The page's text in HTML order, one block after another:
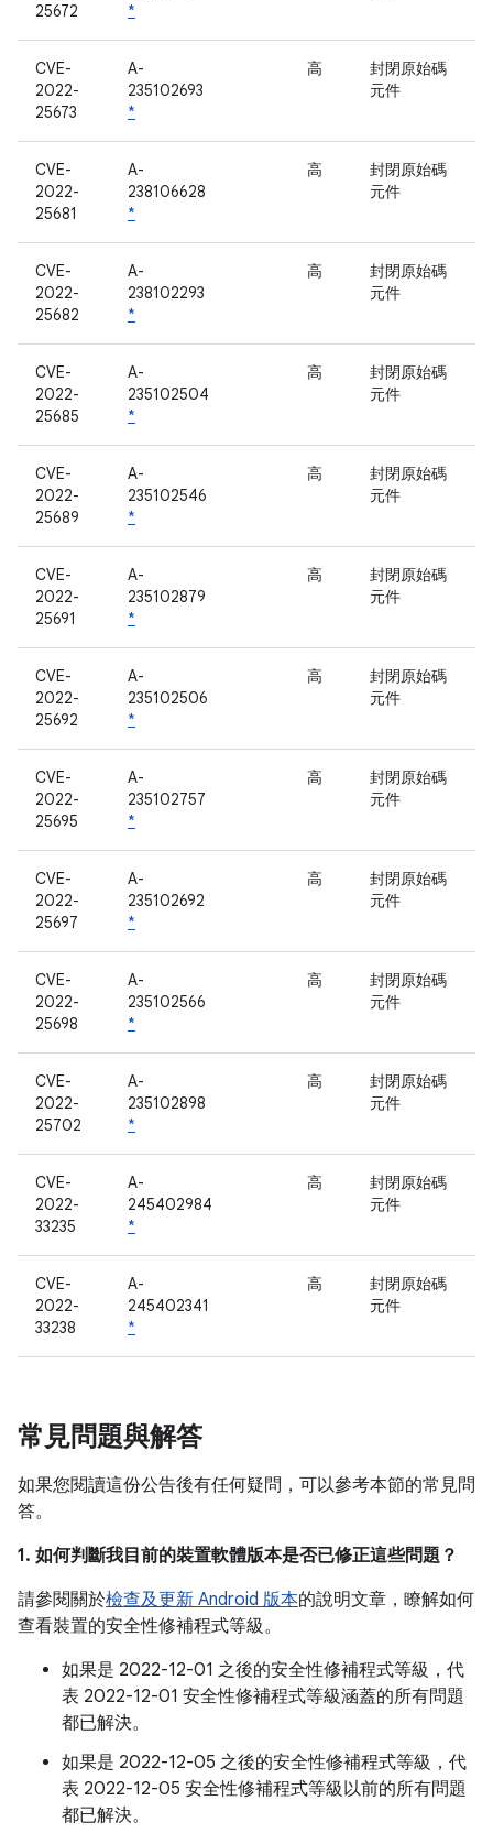
25672
*
CVE-
2022-
25673
A-
235102693
*
高
封閉原始碼
元件
CVE-
2022-
25681
A-
238106628
*
高
封閉原始碼
元件
CVE-
2022-
25682
A-
238102293
*
高
封閉原始碼
元件
CVE-
2022-
25685
A-
235102504
*
高
封閉原始碼
元件
CVE-
2022-
25689
A-
235102546
*
高
封閉原始碼
元件
CVE-
2022-
25691
A-
235102879
*
高
封閉原始碼
元件
CVE-
2022-
25692
A-
235102506
*
高
封閉原始碼
元件
CVE-
2022-
25695
A-
235102757
*
高
封閉原始碼
元件
CVE-
2022-
25697
A-
235102692
*
高
封閉原始碼
元件
CVE-
2022-
25698
A-
235102566
*
高
封閉原始碼
元件
CVE-
2022-
25702
A-
235102898
*
高
封閉原始碼
元件
CVE-
2022-
33235
A-
245402984
*
高
封閉原始碼
元件
CVE-
2022-
33238
A-
245402341
*
高
封閉原始碼
元件
常見問題與解答
如果您閱讀這份公告後有任何疑問，可以參考本節的常見問
答。
1. 如何判斷我目前的裝置軟體版本是否已修正這些問題？
請參閱關於檢查及更新 Android 版本的說明文章，瞭解如何
查看裝置的安全性修補程式等級。
如果是 2022-12-01 之後的安全性修補程式等級，代
表 2022-12-01 安全性修補程式等級涵蓋的所有問題
都已解決。
如果是 2022-12-05 之後的安全性修補程式等級，代
表 2022-12-05 安全性修補程式等級以前的所有問題
都已解決。